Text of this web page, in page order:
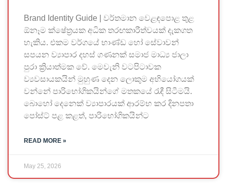
Brand Identity Guide | වර්තමාන වෙළඳපොළ තුළ
ඕනෑම ක්ෂේත්‍රයක අධික තරඟකාරීත්වයක් දැකගත
හැකිය. එකම වර්ගයේ භාණ්ඩ හෝ සේවාවන්
සපයන ව්‍යාපාර දහස් ගණනක් සමාජ මාධ්‍ය ජාලා
පුරා ක්‍රියාත්මක වේ. මෙවැනි වටපිටාවක
ව්‍යවසායකයින් මුහුණ දෙන ලොකුම අභියෝගයක්
වන්නේ පාරිභෝගිකයින්ගේ මතකයේ රැඳී සිටීමයි.
බොහෝ දෙනෙක් ව්‍යාපාරයක් ආරම්භ කර දිනපතා
පෝස්ට් පළ කළත්, පාරිභෝගිකයින්ට
READ MORE »
May 25, 2026